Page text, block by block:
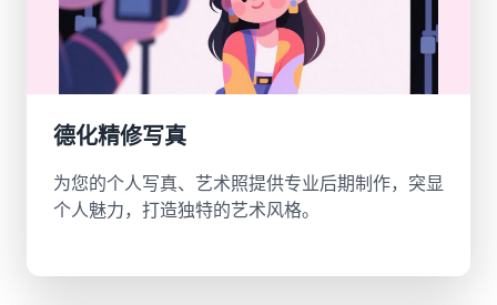
德化精修写真
为您的个人写真、艺术照提供专业后期制作，突显
个人魅力，打造独特的艺术风格。